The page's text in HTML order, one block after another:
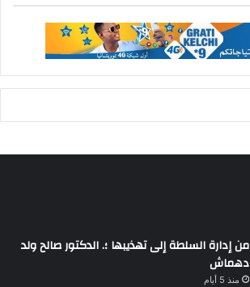
من إدارة السلطة إلى تهذيبها ؛. الدكتور صالح ولد
دهماش
منذ 5 أيام